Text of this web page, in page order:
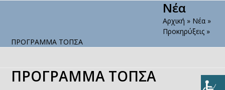
menu
menu
Νέα
Αρχική » Νέα»
Προκηρύξεις»
ΠΡΟΓΡΑΜΜΑ ΤΟΠΣΑ
ΠΡΟΓΡΑΜΜΑ ΤΟΠΣΑ